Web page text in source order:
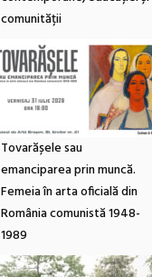
comunității
Tovarășele sau
emanciparea prin muncă.
Femeia în arta oficială din
România comunistă 1948-
1989